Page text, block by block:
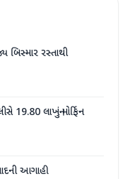
બિસ્માર રસ્તાથી
19.80 લાખનું મોર્ફિન
આગાહી